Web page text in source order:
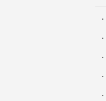
·
·
·
·
·